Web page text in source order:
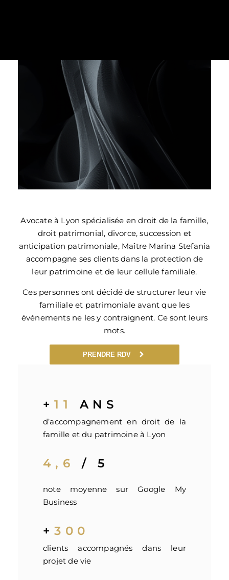
Avocate à Lyon spécialisée en droit de la famille,
droit patrimonial, divorce, succession et
anticipation patrimoniale, Maître Marina Stefania
accompagne ses clients dans la protection de
leur patrimoine et de leur cellule familiale.
Ces personnes ont décidé de structurer leur vie
familiale et patrimoniale avant que les
événements ne les y contraignent. Ce sont leurs
mots.
PRENDRE RDV
+11 ANS
d’accompagnement en droit de la
famille et du patrimoine à Lyon
4,6 / 5
note moyenne sur Google My
Business
+300
clients accompagnés dans leur
projet de vie